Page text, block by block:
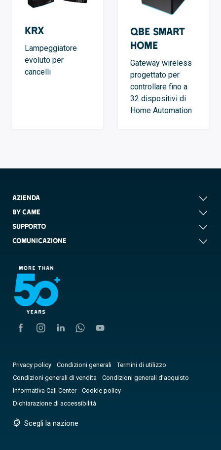
KRX
Lampeggiatore
evoluto per
cancelli
QBE Smart
Home
Gateway wireless
progettato per
controllare fino a
32 dispositivi di
Home Automation
AZIENDA
BY CAME
SUPPORTO
COMUNICAZIONE
Privacy policy Condizioni generali
Termini di utilizzo
Condizioni generali di vendita
Condizioni generali d’acquisto
informativa Call Center
Cookie policy
Dichiarazione di accessibilità
Scegli la nazione